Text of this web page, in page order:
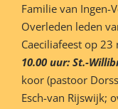
Familie van Ingen-
Overleden leden
Caeciliafeest op 23
10.00 uur: St.-
koor (pastoor
Esch-van Rijswijk;